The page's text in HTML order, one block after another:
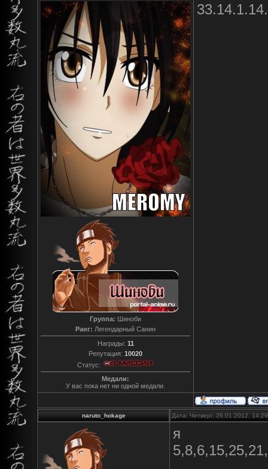
Группа: Шиноби
Ранг: Легендарный Санин
Награды: 11
Репутация: 10020
Статус:
Медали:
У вас пока нет ни одной медали.
naruto_hokage Дата: Четверг, 26.01.2012,
я